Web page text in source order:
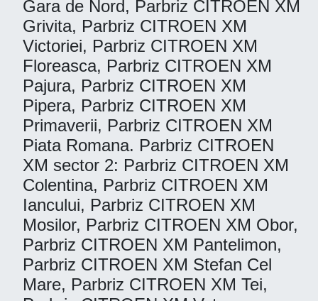
Gara de Nord, Parbriz CITROEN XM
Grivita, Parbriz CITROEN XM
Victoriei, Parbriz CITROEN XM
Floreasca, Parbriz CITROEN XM
Pajura, Parbriz CITROEN XM
Pipera, Parbriz CITROEN XM
Primaverii, Parbriz CITROEN XM
Piata Romana. Parbriz CITROEN
XM sector 2: Parbriz CITROEN XM
Colentina, Parbriz CITROEN XM
Iancului, Parbriz CITROEN XM
Mosilor, Parbriz CITROEN XM Obor,
Parbriz CITROEN XM Pantelimon,
Parbriz CITROEN XM Stefan Cel
Mare, Parbriz CITROEN XM Tei,